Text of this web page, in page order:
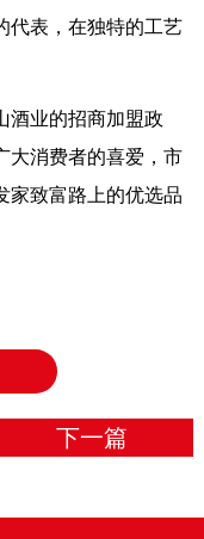
代表，在独特的工艺
酒业的招商加盟政
大消费者的喜爱，市
家致富路上的优选品
下一篇